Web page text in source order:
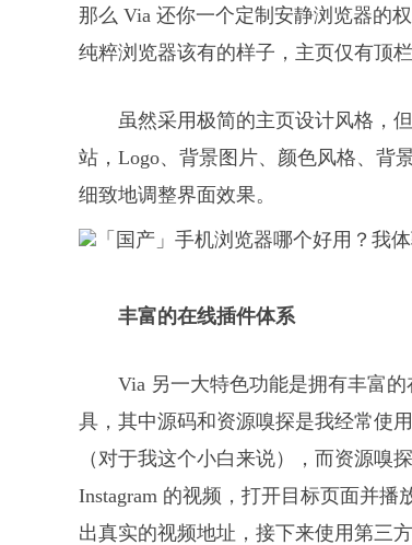
那么 Via 还你一个定制安静浏览器的
纯粹浏览器该有的样子，主页仅有顶
虽然采用极简的主页设计风格，
站，Logo、背景图片、颜色风格、背
细致地调整界面效果。
丰富的在线插件体系
Via 另一大特色功能是拥有丰富
具，其中源码和资源嗅探是我经常使
（对于我这个小白来说），而资源嗅
Instagram 的视频，打开目标页面并
出真实的视频地址，接下来使用第三